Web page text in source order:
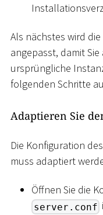
Als nächstes wird
angepasst, damit
ursprüngliche
folgenden Schritte
Adaptieren Sie
Die Konfiguration
muss adaptiert
Öffnen Sie die
server.conf